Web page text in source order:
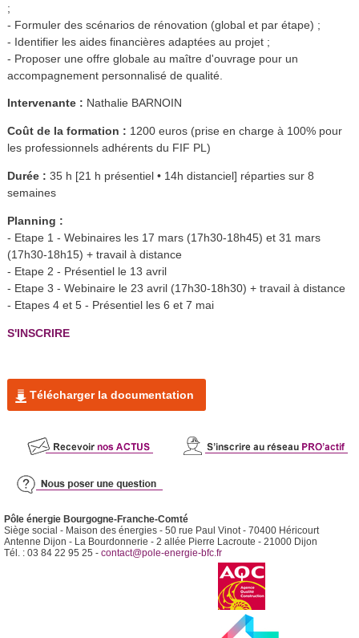
;
- Formuler des scénarios de rénovation (global et par étape) ;
- Identifier les aides financières adaptées au projet ;
- Proposer une offre globale au maître d'ouvrage pour un
accompagnement personnalisé de qualité.
Intervenante : Nathalie BARNOIN
Coût de la formation : 1200 euros (prise en charge à 100% pour
les professionnels adhérents du FIF PL)
Durée : 35 h [21 h présentiel • 14h distanciel] réparties sur 8
semaines
Planning :
- Etape 1 - Webinaires les 17 mars (17h30-18h45) et 31 mars
(17h30-18h15) + travail à distance
- Etape 2 - Présentiel le 13 avril
- Etape 3 - Webinaire le 23 avril (17h30-18h30) + travail à distance
- Etapes 4 et 5 - Présentiel les 6 et 7 mai
S'INSCRIRE
Télécharger la documentation
Pôle énergie Bourgogne-Franche-Comté
Siège social - Maison des énergies - 50 rue Paul Vinot - 70400 Héricourt
Antenne Dijon - La Bourdonnerie - 2 allée Pierre Lacroute - 21000 Dijon
Tél. : 03 84 22 95 25 - contact@pole-energie-bfc.fr